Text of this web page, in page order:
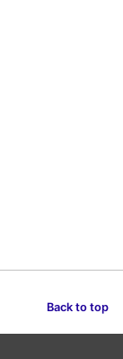
Back to top